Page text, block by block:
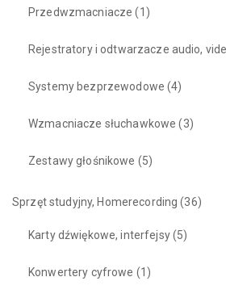
Przedwzmacniacze (1)
Rejestratory i odtwarzacze audio,
Systemy bezprzewodowe (4)
Wzmacniacze słuchawkowe (3)
Zestawy głośnikowe (5)
Sprzęt studyjny, Homerecording (36)
Karty dźwiękowe, interfejsy(5)
Konwertery cyfrowe (1)